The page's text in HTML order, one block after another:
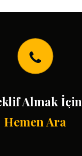
Almak İçin
Hemen Ara